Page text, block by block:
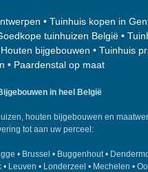
• Tuinhuis kopen in
tuinhuizen België •
Houten bijgebouwen • Tuinhuis
• Paardenstal op maat
in heel België
houten bijgebouwen en
tot aan uw perceel:
• Brussel • Buggenhout •
• Leuven • Londerzeel • Mechelen •